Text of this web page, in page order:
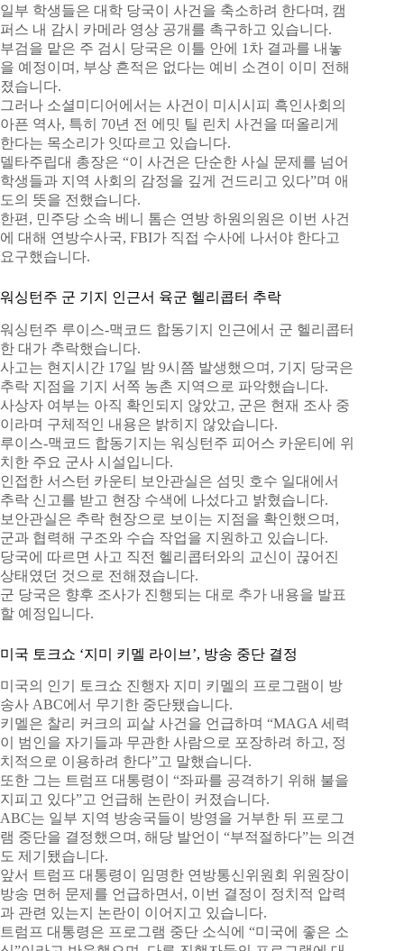
일부 학생들은 대학 당국이 사건을 축소하려 한다며, 캠
퍼스 내 감시 카메라 영상 공개를 촉구하고 있습니다.
부검을 맡은 주 검시 당국은 이틀 안에 1차 결과를 내놓
을 예정이며, 부상 흔적은 없다는 예비 소견이 이미 전해
졌습니다.
그러나 소셜미디어에서는 사건이 미시시피 흑인사회의
아픈 역사, 특히 70년 전 에밋 틸 린치 사건을 떠올리게
한다는 목소리가 잇따르고 있습니다.
델타주립대 총장은 “이 사건은 단순한 사실 문제를 넘어
학생들과 지역 사회의 감정을 깊게 건드리고 있다”며 애
도의 뜻을 전했습니다.
한편, 민주당 소속 베니 톰슨 연방 하원의원은 이번 사건
에 대해 연방수사국, FBI가 직접 수사에 나서야 한다고
요구했습니다.
워싱턴주 군 기지 인근서 육군 헬리콥터 추락
워싱턴주 루이스-맥코드 합동기지 인근에서 군 헬리콥터
한 대가 추락했습니다.
사고는 현지시간 17일 밤 9시쯤 발생했으며, 기지 당국은
추락 지점을 기지 서쪽 농촌 지역으로 파악했습니다.
사상자 여부는 아직 확인되지 않았고, 군은 현재 조사 중
이라며 구체적인 내용은 밝히지 않았습니다.
루이스-맥코드 합동기지는 워싱턴주 피어스 카운티에 위
치한 주요 군사 시설입니다.
인접한 서스턴 카운티 보안관실은 섬밋 호수 일대에서
추락 신고를 받고 현장 수색에 나섰다고 밝혔습니다.
보안관실은 추락 현장으로 보이는 지점을 확인했으며,
군과 협력해 구조와 수습 작업을 지원하고 있습니다.
당국에 따르면 사고 직전 헬리콥터와의 교신이 끊어진
상태였던 것으로 전해졌습니다.
군 당국은 향후 조사가 진행되는 대로 추가 내용을 발표
할 예정입니다.
미국 토크쇼 ‘지미 키멜 라이브’, 방송 중단 결정
미국의 인기 토크쇼 진행자 지미 키멜의 프로그램이 방
송사 ABC에서 무기한 중단됐습니다.
키멜은 찰리 커크의 피살 사건을 언급하며 “MAGA 세력
이 범인을 자기들과 무관한 사람으로 포장하려 하고, 정
치적으로 이용하려 한다”고 말했습니다.
또한 그는 트럼프 대통령이 “좌파를 공격하기 위해 불을
지피고 있다”고 언급해 논란이 커졌습니다.
ABC는 일부 지역 방송국들이 방영을 거부한 뒤 프로그
램 중단을 결정했으며, 해당 발언이 “부적절하다”는 의견
도 제기됐습니다.
앞서 트럼프 대통령이 임명한 연방통신위원회 위원장이
방송 면허 문제를 언급하면서, 이번 결정이 정치적 압력
과 관련 있는지 논란이 이어지고 있습니다.
트럼프 대통령은 프로그램 중단 소식에 “미국에 좋은 소